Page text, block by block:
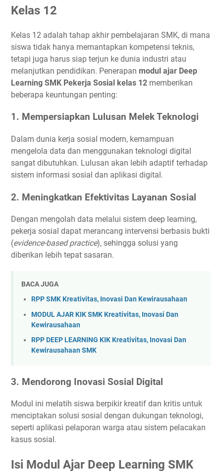
Kelas 12
Kelas 12 adalah tahap akhir pembelajaran SMK, di mana
siswa tidak hanya memantapkan kompetensi teknis,
tetapi juga harus siap terjun ke dunia industri atau
melanjutkan pendidikan. Penerapan modul ajar Deep
Learning SMK Pekerja Sosial kelas 12 memberikan
beberapa keuntungan penting:
1. Mempersiapkan Lulusan Melek Teknologi
Dalam dunia kerja sosial modern, kemampuan
mengelola data dan menggunakan teknologi digital
sangat dibutuhkan. Lulusan akan lebih adaptif terhadap
sistem informasi sosial dan aplikasi digital.
2. Meningkatkan Efektivitas Layanan Sosial
Dengan mengolah data melalui sistem deep learning,
pekerja sosial dapat merancang intervensi berbasis bukti
(evidence-based practice), sehingga solusi yang
diberikan lebih tepat sasaran.
BACA JUGA
RPP SMK Kreativitas, Inovasi Dan Kewirausahaan
MODUL AJAR KIK SMK Kreativitas, Inovasi Dan
Kewirausahaan
RPP DEEP LEARNING KIK Kreativitas, Inovasi Dan
Kewirausahaan SMK
3. Mendorong Inovasi Sosial Digital
Modul ini melatih siswa berpikir kreatif dan kritis untuk
menciptakan solusi sosial dengan dukungan teknologi,
seperti aplikasi pelaporan warga atau sistem pelacakan
kasus sosial.
Isi Modul Ajar Deep Learning SMK